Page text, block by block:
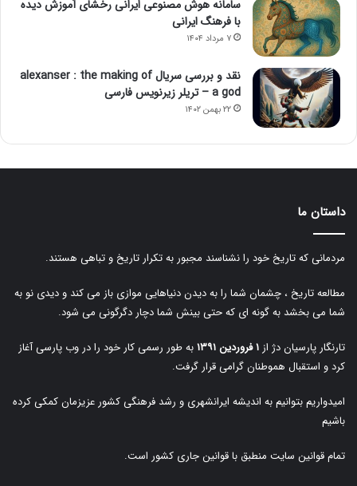
سامانه هوش مصنوعی ایرانی رخشای آموزش دیده
با فرهنگ ایرانی
۷ مرداد ۱۴۰۴
نقد و بررسی سریال alexanser : the making of
a god – تریلر زیرنویس فارسی
۲۲ بهمن ۱۴۰۲
داستان ما
مردمانی که تاریخ خود را نشناسند مجبور به تکرار تاریخ و تباهی هستند.
مطالعه تاریخ ، چشمان شما را به دیدن دنیاهایی موازی باز می کند و دیدی نو به
شما می بخشد به گونه ای که حتی بینش شما دچار دگرگونی می شود.
تارنگار پارسیان دژ از ۱ فروردین ۱۳۹۱
به طور رسمی کار خود را در وب پارسی آغاز
کرد و استقبال هموطنان گرامی قرار گرفت.
امیدواریم بتوانیم به اندیشه ایرانشهری و رشد فرهنگی کشور عزیزمان کمکی کرده
باشیم
تمام قوانین سایت منطبق با قوانین جاری کشور است.